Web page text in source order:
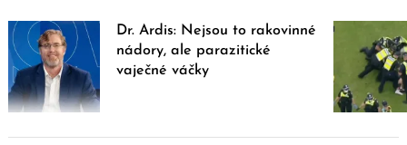
Dr. Ardis: Nejsou to rakovinné
nádory, ale parazitické
vaječné váčky